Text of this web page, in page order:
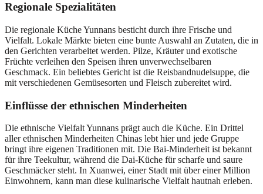
Regionale Spezialitäten
Die regionale Küche Yunnans besticht durch ihre Frische und
Vielfalt. Lokale Märkte bieten eine bunte Auswahl an Zutaten, die in
den Gerichten verarbeitet werden. Pilze, Kräuter und exotische
Früchte verleihen den Speisen ihren unverwechselbaren
Geschmack. Ein beliebtes Gericht ist die Reisbandnudelsuppe, die
mit verschiedenen Gemüsesorten und Fleisch zubereitet wird.
Einflüsse der ethnischen Minderheiten
Die ethnische Vielfalt Yunnans prägt auch die Küche. Ein Drittel
aller ethnischen Minderheiten Chinas lebt hier und jede Gruppe
bringt ihre eigenen Traditionen mit. Die Bai-Minderheit ist bekannt
für ihre Teekultur, während die Dai-Küche für scharfe und saure
Geschmäcker steht. In Xuanwei, einer Stadt mit über einer Million
Einwohnern, kann man diese kulinarische Vielfalt hautnah erleben.